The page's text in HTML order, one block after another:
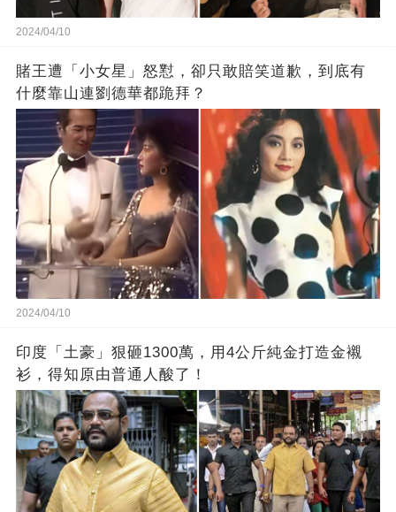
2024/04/10
賭王遭「小女星」怒懟，卻只敢賠笑道歉，到底有
什麼靠山連劉德華都跪拜？
2024/04/10
印度「土豪」狠砸1300萬，用4公斤純金打造金襯
衫，得知原由普通人酸了！